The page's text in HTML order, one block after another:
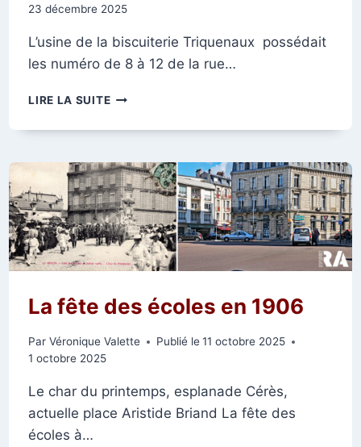
23 décembre 2025
L’usine de la biscuiterie Triquenaux possédait
les numéro de 8 à 12 de la rue…
LIRE LA SUITE12
DE
La fête des écoles en 1906
Par Véronique Valette Publié le 11 octobre 2025
1 octobre 2025
Le char du printemps, esplanade Cérès,
actuelle place Aristide Briand La fête des
écoles à…